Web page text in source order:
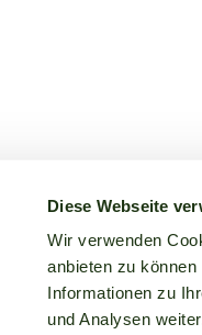
Diese Webseite
Wir verwenden
anbieten zu
Informationen zu
und Analysen